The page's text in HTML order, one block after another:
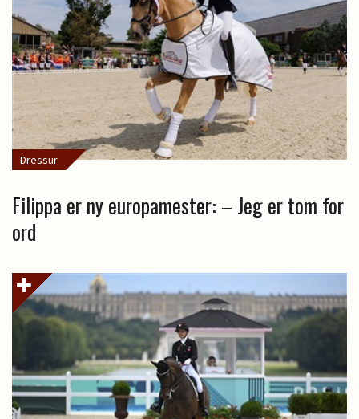
Dressur
Filippa er ny europamester: – Jeg er tom for
ord